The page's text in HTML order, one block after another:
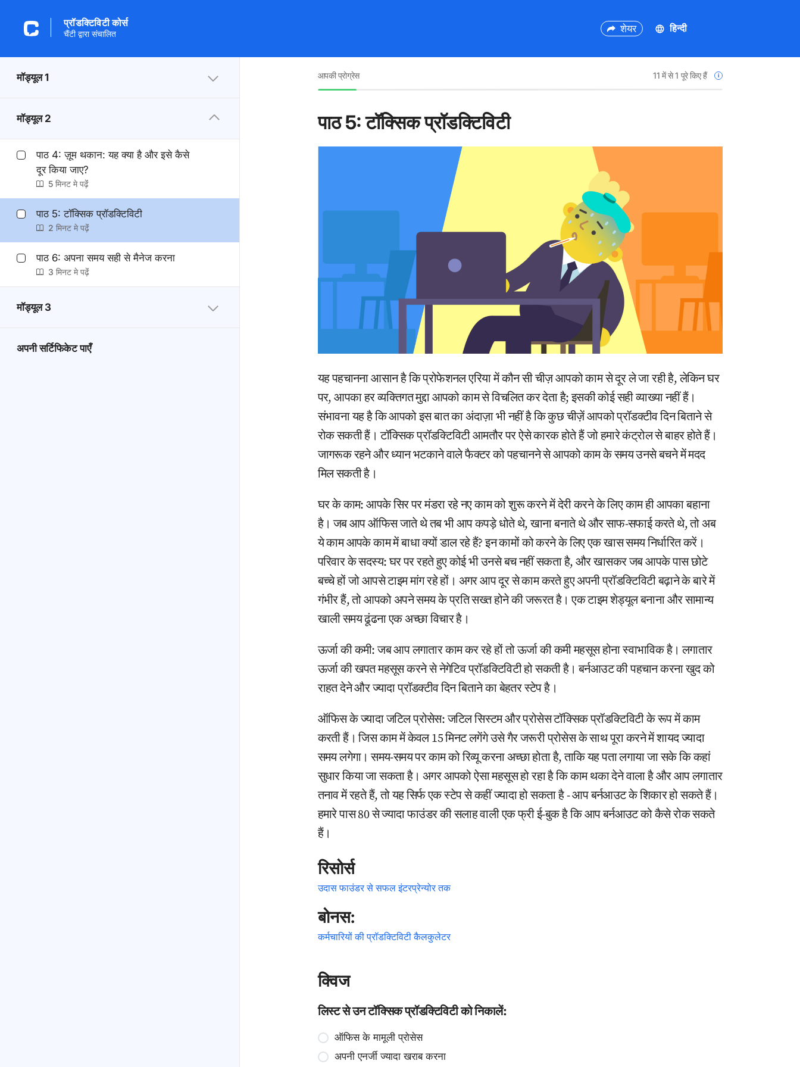
प्रॉडक्टिविटी कोर्स
चैंटी द्वारा संचालित शेयर
मॉड्यूल 1
मॉड्यूल 2
पाठ 4: ज़ूम थकान: यह क्या है और इसे कैसे
दूर किया जाए?
5 मिनट मे पढ़ेंं
पाठ 5: टॉक्सिक प्रॉडक्टिविटी
2 मिनट मे पढ़ेंं
पाठ 6: अपना समय सही से मैनेज करना
3 मिनट मे पढ़ेंं
मॉड्यूल 3
अपनी सर्टिफिकेट पाएँ
आपकी प्रोग्रेस 11 में से1 पूरे किए हैं
पाठ 5: टॉक्सिक प्रॉडक्टिविटी
यह पहचानना आसान है कि प्रोफेशनल एरिया में कौन सी चीज़ आपको काम से दूर ले जा रही है, लेकिन घर
पर, आपका हर व्यक्तिगत मुद्दा आपको काम से विचलित कर देता है; इसकी कोई सही व्याख्या नहीं हैं।
संभावना यह है कि आपको इस बात का अंदाज़ा भी नहीं है कि कुछ चीज़ें आपको प्रॉडक्टीव दिन बिताने से
रोक सकती हैं। टॉक्सिक प्रॉडक्टिविटी आमतौर पर ऐसे कारक होते हैं जो हमारे कंट्रोल से बाहर होते हैं।
जागरूक रहने और ध्यान भटकाने वाले फैक्टर को पहचानने से आपको काम के समय उनसे बचने में मदद
मिल सकती है।
घर के काम: आपके सिर पर मंडरा रहे नए काम को शुरू करने में देरी करने के लिए काम ही आपका बहाना
है। जब आप ऑफिस जाते थे तब भी आप कपड़े धोते थे, खाना बनाते थे और साफ-सफाई करते थे, तो अब
ये काम आपके काम में बाधा क्यों डाल रहे हैं? इन कामों को करने के लिए एक खास समय निर्धारित करें।
परिवार के सदस्य: घर पर रहते हुए कोई भी उनसे बच नहीं सकता है, और खासकर जब आपके पास छोटे
बच्चे हों जो आपसे टाइम मांग रहे हों। अगर आप दूर से काम करते हुए अपनी प्रॉडक्टिविटी बढ़ाने के बारे में
गंभीर हैं, तो आपको अपने समय के प्रति सख्त होने की जरूरत है। एक टाइम शेड्यूल बनाना और सामान्य
खाली समय ढूंढना एक अच्छा विचार है।
ऊर्जा की कमी: जब आप लगातार काम कर रहे हों तो ऊर्जा की कमी महसूस होना स्वाभाविक है। लगातार
ऊर्जा की खपत महसूस करने से नेगेटिव प्रॉडक्टिविटी हो सकती है। बर्नआउट की पहचान करना खुद को
राहत देने और ज्यादा प्रॉडक्टीव दिन बिताने का बेहतर स्टेप है।
ऑफिस के ज्यादा जटिल प्रोसेस: जटिल सिस्टम और प्रोसेस टॉक्सिक प्रॉडक्टिविटी के रूप में काम
करती हैं। जिस काम में केवल 15 मिनट लगेंगे उसे गैर जरूरी प्रोसेस के साथ पूरा करने में शायद ज्यादा
समय लगेगा। समय-समय पर काम को रिव्यू करना अच्छा होता है, ताकि यह पता लगाया जा सके कि कहां
सुधार किया जा सकता है। अगर आपको ऐसा महसूस हो रहा है कि काम थका देने वाला है और आप लगातार
तनाव में रहते हैं, तो यह सिर्फ एक स्टेप से कहीं ज्यादा हो सकता है - आप बर्नआउट के शिकार हो सकते हैं।
हमारे पास 80 से ज्यादा फाउंडर की सलाह वाली एक फ्री ई-बुक है कि आप बर्नआउट को कैसे रोक सकते
हैं।
रिसोर्स
उदास फाउंडर से सफल इंटरप्रेन्योर तक
बोनस:
कर्मचारियों की प्रॉडक्टिविटी कैलकुलेटर
क्विज
लिस्ट से उन टॉक्सिक प्रॉडक्टिविटी को निकालें:
ऑफिस के मामूली प्रोसेस
अपनी एनर्जी ज्यादा खराब करना